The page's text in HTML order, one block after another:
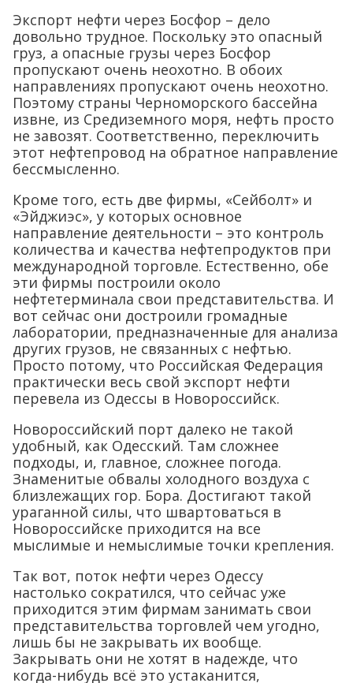
Экспорт нефти через Босфор – дело
довольно трудное. Поскольку это опасный
груз, а опасные грузы через Босфор
пропускают очень неохотно. В обоих
направлениях пропускают очень неохотно.
Поэтому страны Черноморского бассейна
извне, из Средиземного моря, нефть просто
не завозят. Соответственно, переключить
этот нефтепровод на обратное направление
бессмысленно.
Кроме того, есть две фирмы, «Сейболт» и
«Эйджиэс», у которых основное
направление деятельности – это контроль
количества и качества нефтепродуктов при
международной торговле. Естественно, обе
эти фирмы построили около
нефтетерминала свои представительства. И
вот сейчас они достроили громадные
лаборатории, предназначенные для анализа
других грузов, не связанных с нефтью.
Просто потому, что Российская Федерация
практически весь свой экспорт нефти
перевела из Одессы в Новороссийск.
Новороссийский порт далеко не такой
удобный, как Одесский. Там сложнее
подходы, и, главное, сложнее погода.
Знаменитые обвалы холодного воздуха с
близлежащих гор. Бора. Достигают такой
ураганной силы, что швартоваться в
Новороссийске приходится на все
мыслимые и немыслимые точки крепления.
Так вот, поток нефти через Одессу
настолько сократился, что сейчас уже
приходится этим фирмам занимать свои
представительства торговлей чем угодно,
лишь бы не закрывать их вообще.
Закрывать они не хотят в надежде, что
когда-нибудь всё это устаканится,